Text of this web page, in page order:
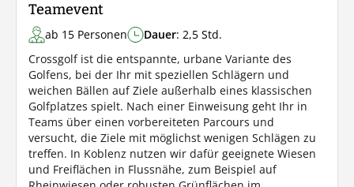
Teamevent
ab 15 Personen Dauer: 2,5 Std.
Crossgolf ist die entspannte, urbane Variante des
Golfens, bei der Ihr mit speziellen Schlägern und
weichen Bällen auf Ziele außerhalb eines klassischen
Golfplatzes spielt. Nach einer Einweisung geht Ihr in
Teams über einen vorbereiteten Parcours und
versucht, die Ziele mit möglichst wenigen Schlägen zu
treffen. In Koblenz nutzen wir dafür geeignete Wiesen
und Freiflächen in Flussnähe, zum Beispiel auf